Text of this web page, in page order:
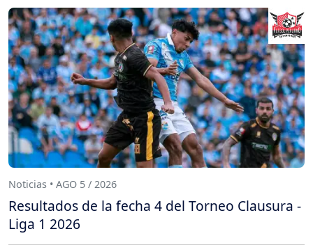
Noticias • AGO 5 / 2026
Resultados de la fecha 4 del Torneo Clausura -
Liga 1 2026